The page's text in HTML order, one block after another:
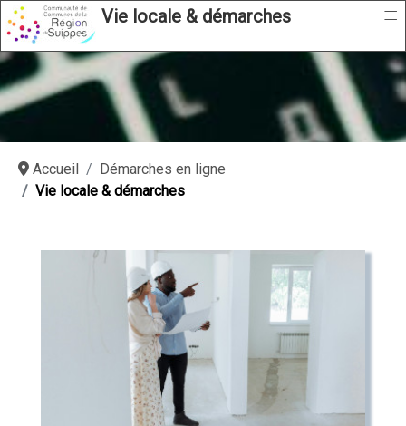
Vie locale & démarches ≡
Accueil
Démarches en ligne
Vie locale & démarches